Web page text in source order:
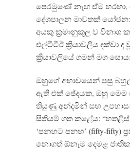
පෙරමුණේ නැඟ ඒම
දේශපාලන මාවතක්
අයකු ක්‍රමානුකූල ව විනාශ
එල්ටීටීඊ ක්‍රියාවලිය දක්වා ද
ක්‍රියාවලියේ ගමන් මග
ඔහුගේ අභාවයෙන් පසු
ඇති එක් ඡේදයක, ඔහු මෙම
තියුණු අන්දමින් සහ
සිතියම් ගත කළේය:
‘පනහට පනහ’ (fifty-fifty)
නොගත් ඕනෑම දෙමළ